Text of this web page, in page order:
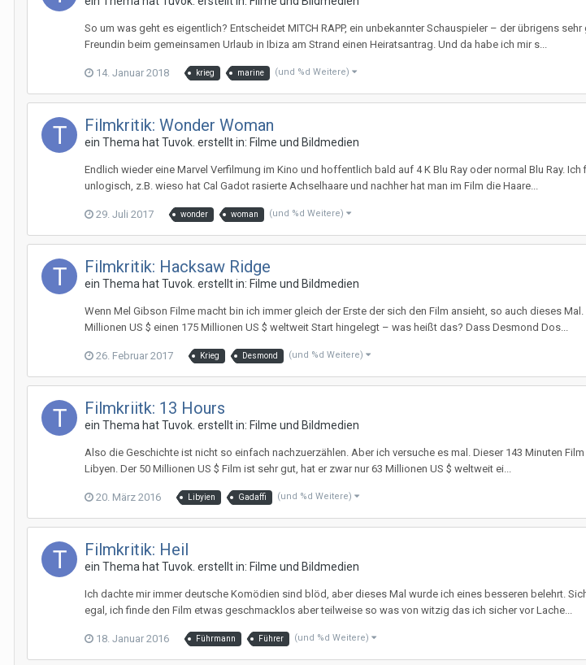
So um was geht es eigentlich? Entscheidet MITCH RAPP, ein unbekannter Schauspieler – der übrigens
Freundin beim gemeinsamen Urlaub in Ibiza am Strand einen Heiratsantrag. Und da habe ich mir s...
14. Januar 2018 krieg marine (und %d Weitere)
Filmkritik: Wonder Woman
ein Thema hatTuvok. erstellt in: Filme und Bildmedien
Endlich wieder eine Marvel Verfilmung im Kino und hoffentlich bald auf 4 K Blu Ray oder normal Blu Ray.
unlogisch, z.B. wieso hat Cal Gadot rasierte Achselhaare und nachher hat man im Film die Haare...
29. Juli 2017 wonder woman (und %d Weitere)
Filmkritik: Hacksaw Ridge
ein Thema hatTuvok. erstellt in: Filme und Bildmedien
Wenn Mel Gibson Filme macht bin ich immer gleich der Erste der sich den Film ansieht, so auch dieses
Millionen US $ einen 175 Millionen US $ weltweit Start hingelegt – was heißt das? Dass Desmond Dos...
26. Februar 2017 Krieg Desmond (und %d Weitere)
Filmkriitk: 13 Hours
ein Thema hatTuvok. erstellt in: Filme und Bildmedien
Also die Geschichte ist nicht so einfach nachzuerzählen. Aber ich versuche es mal. Dieser 143 Minuten
Libyen. Der 50 Millionen US $ Film ist sehr gut, hat er zwar nur 63 Millionen US $ weltweit ei...
20. März 2016 Libyien Gadaffi (und %d Weitere)
Filmkritik: Heil
ein Thema hatTuvok. erstellt in: Filme und Bildmedien
Ich dachte mir immer deutsche Komödien sind blöd, aber dieses Mal wurde ich eines besseren belehrt.
egal, ich finde den Film etwas geschmacklos aber teilweise so was von witzig das ich sicher vor Lache...
18. Januar 2016 Führmann Führer (und %d Weitere)